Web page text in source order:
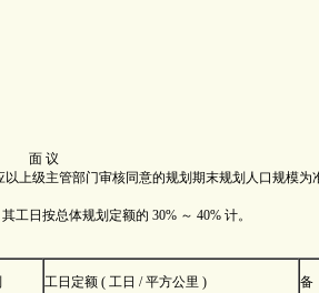
议
级主管部门审核同意的规划期末规划人口规模为
日按总体规划定额的 30% ～ 40% 计。
工日定额 ( 工日 / 平方公里 )